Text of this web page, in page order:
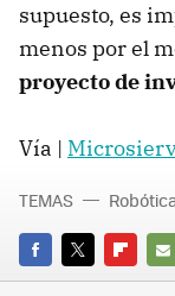
supuesto, es
menos por el
proyecto de
Vía |
FACEBOOK
TWITTER
E-
TEMAS